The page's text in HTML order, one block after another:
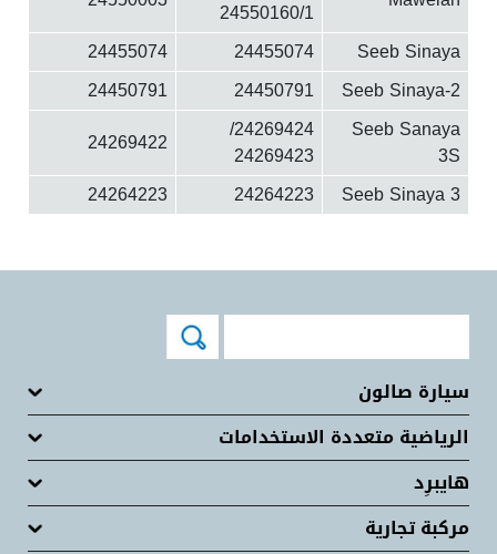
24550160/1
Seeb Sinaya
24455074
24455074
Seeb Sinaya-2
24450791
24450791
Seeb Sanaya
3S
24269424/
24269423
24269422
Seeb Sinaya 3
24264223
24264223
سيارة صالون
الرياضية متعددة الاستخدامات
هايبرِد
مركبة تجارية